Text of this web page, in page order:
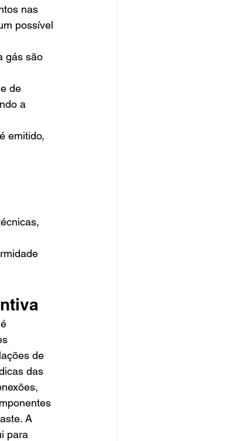
nas
possível
gás são
de
a
emitido,
de
das
A
para